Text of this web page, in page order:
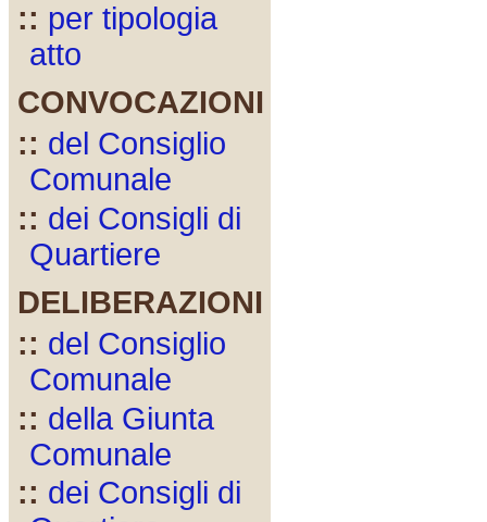
:: per tipologia
atto
CONVOCAZIONI
:: del Consiglio
Comunale
:: dei Consigli di
Quartiere
DELIBERAZIONI
:: del Consiglio
Comunale
:: della Giunta
Comunale
:: dei Consigli di